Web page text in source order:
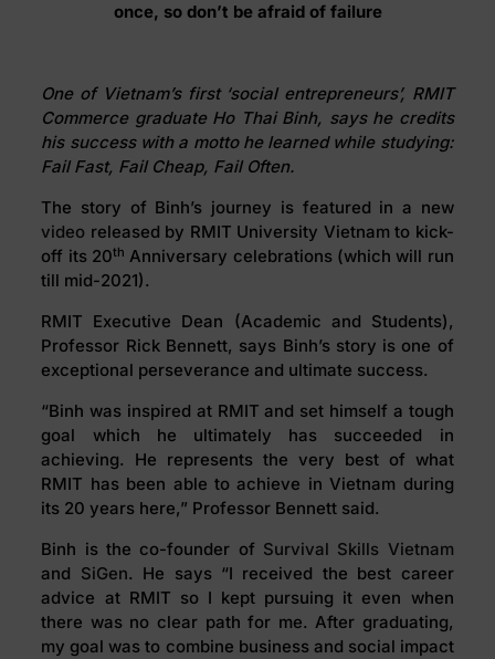
once, so don’t be afraid of failure
One of Vietnam’s first ‘social entrepreneurs’, RMIT
Commerce graduate Ho Thai Binh, says he credits
his success with a motto he learned while studying:
Fail Fast, Fail Cheap, Fail Often.
The story of Binh’s journey is featured in a new
video released by RMIT University Vietnam to kick-
off its 20th Anniversary celebrations (which will run
till mid-2021).
RMIT Executive Dean (Academic and Students),
Professor Rick Bennett, says Binh’s story is one of
exceptional perseverance and ultimate success.
“Binh was inspired at RMIT and set himself a tough
goal which he ultimately has succeeded in
achieving. He represents the very best of what
RMIT has been able to achieve in Vietnam during
its 20 years here,” Professor Bennett said.
Binh is the co-founder of Survival Skills Vietnam
and SiGen. He says “I received the best career
advice at RMIT so I kept pursuing it even when
there was no clear path for me. After graduating,
my goal was to combine business and social impact